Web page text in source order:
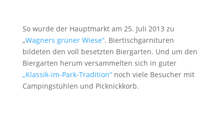
So wurde der Hauptmarkt am 25. Juli 2013 zu
„Wagners grüner Wiese“. Biertischgarnituren
bildeten den voll besetzten Biergarten. Und um den
Biergarten herum versammelten sich in guter
„Klassik-im-Park-Tradition“noch viele Besucher mit
Campingstühlen und Picknickkorb.